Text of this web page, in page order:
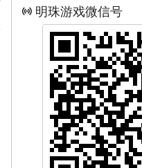
明珠游戏微信号